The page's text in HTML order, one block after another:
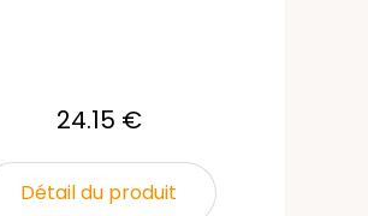
24.15 €
Détail du produit